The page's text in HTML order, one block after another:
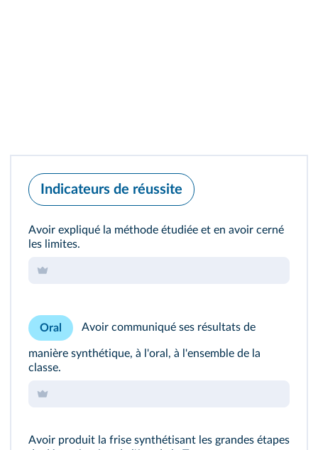
Indicateurs de réussite
Avoir expliqué la méthode étudiée et en avoir cerné
les limites.
Oral Avoir communiqué ses résultats de
manière synthétique, à l'oral, à l'ensemble de la
classe.
Avoir produit la frise synthétisant les grandes étapes